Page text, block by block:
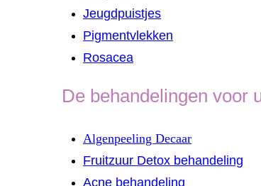
Jeugdpuistjes
Pigmentvlekken
Rosacea
De behandelingen voor
Algenpeeling Decaar
Fruitzuur Detox behandeling
Acne behandeling